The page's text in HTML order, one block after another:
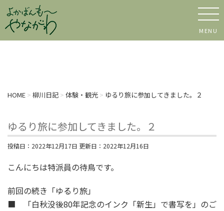
MENU
HOME > 柳川日記 > 体験・観光 > ゆるり旅に参加してきました。２
ゆるり旅に参加してきました。２
投稿日：2022年12月17日 更新日： 2022年12月16日
こんにちは特派員の待鳥です。
前回の続き「ゆるり旅」
■ 「白秋没後80年記念のインク「新生」で書写を」のご